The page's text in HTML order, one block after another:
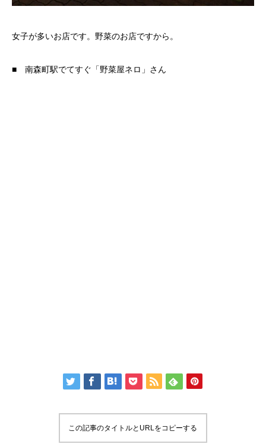
女子が多いお店です。野菜のお店ですから。
■ 南森町駅でてすぐ「野菜屋ネロ」さん
この記事のタイトルとURLをコピーする